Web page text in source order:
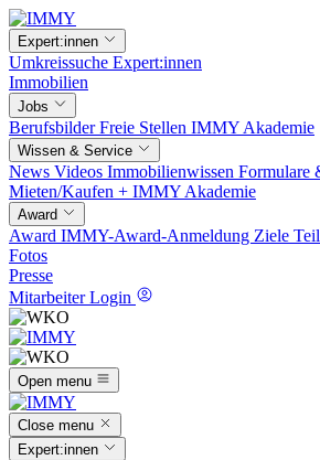
Expert:innen
Umkreissuche Expert:innen
Immobilien
Jobs
BerufsbilderFreie Stellen IMMY Akademie
Wissen & Service
News Videos Immobilienwissen Formulare
Mieten/Kaufen + IMMY Akademie
Award
Award IMMY-Award-Anmeldung Ziele
Fotos
Presse
Mitarbeiter Login
Open menu
Close menu
Expert:innen